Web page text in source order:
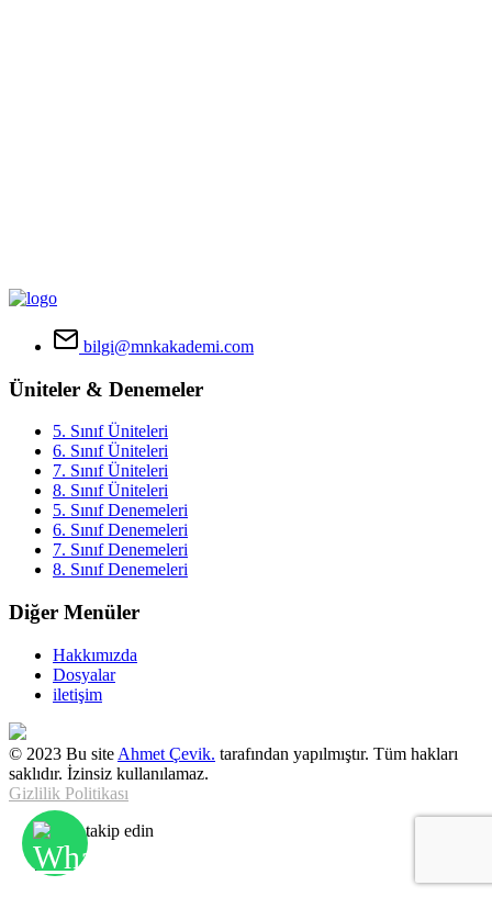
bilgi@mnkakademi.com
Üniteler & Denemeler
5. Sınıf Üniteleri
6. Sınıf Üniteleri
7. Sınıf Üniteleri
8. Sınıf Üniteleri
5. Sınıf Denemeleri
6. Sınıf Denemeleri
7. Sınıf Denemeleri
8. Sınıf Denemeleri
Diğer Menüler
Hakkımızda
Dosyalar
iletişim
© 2023 Bu site Ahmet Çevik. tarafından yapılmıştır. Tüm hakları
saklıdır. İzinsiz kullanılamaz.
Gizlilik Politikası
Bizi takip edin